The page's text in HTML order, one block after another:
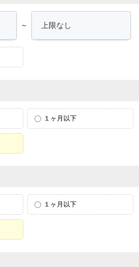
～
１ヶ月以下
１ヶ月以下